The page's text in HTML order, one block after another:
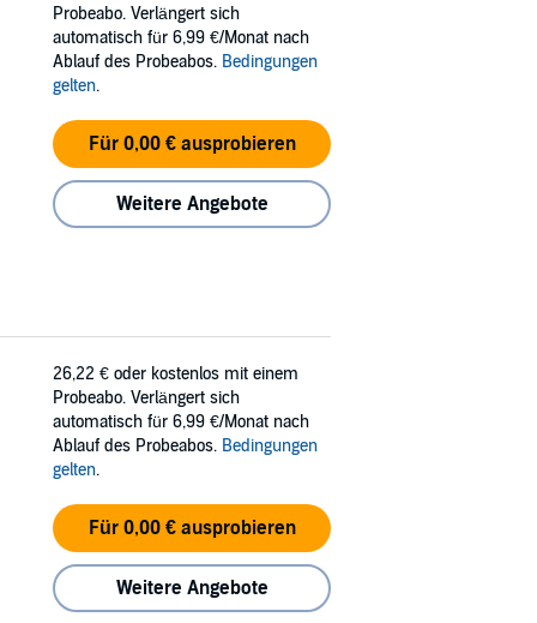
its new mismatched society can survive.
Probeabo. Verlängert sich
automatisch für 6,99 €/Monat nach
Ablauf des Probeabos. Bedingungen
gelten.
Für 0,00 € ausprobieren
Weitere Angebote
26,22 € oder kostenlos mit einem
Probeabo. Verlängert sich
automatisch für 6,99 €/Monat nach
Ablauf des Probeabos. Bedingungen
gelten.
Für 0,00 € ausprobieren
Weitere Angebote